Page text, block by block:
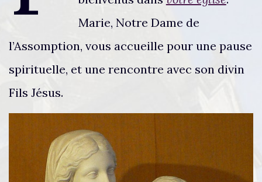
Marie, Notre Dame de
l’Assomption, vous accueille pour une pause
spirituelle, et une rencontre avec son divin
Fils Jésus.